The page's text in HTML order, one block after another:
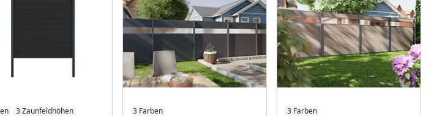
3 Zaunfeldhöhen 3 Farben 3 Farben